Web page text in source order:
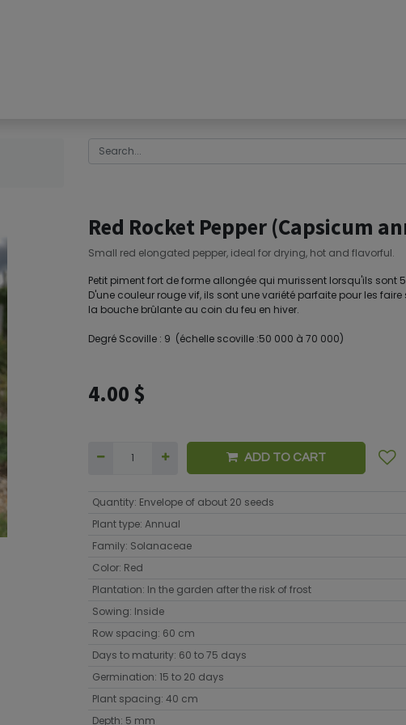
Red Rocket Pepper (Capsicum
Small red elongated pepper, ideal for drying, hot and flavorful.
Petit piment fort de forme allongée qui murissent lorsqu'ils sont
D'une couleur rouge vif, ils sont une variété parfaite pour les faire
la bouche brûlante au coin du feu en hiver.
Degré Scoville : 9 (échelle scoville :50 000 à 70 000)
4.00 $
ADD TO CART
Quantity: Envelope of about 20 seeds
Plant type: Annual
Family: Solanaceae
Color: Red
Plantation: In the garden after the risk of frost
Sowing: Inside
Row spacing: 60 cm
Days to maturity: 60 to 75 days
Germination: 15 to 20 days
Plant spacing: 40 cm
Depth: 5 mm